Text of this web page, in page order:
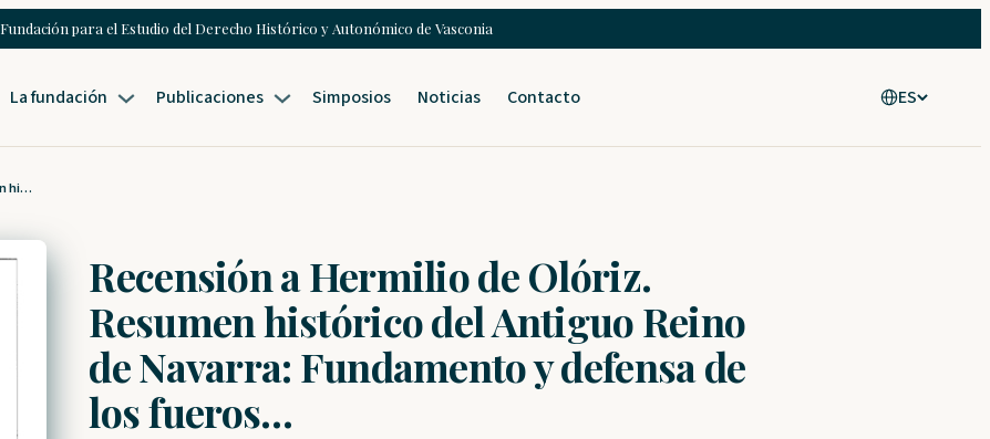
Fundación para el Estudio del Derecho Histórico y Autonómico de Vasconia
La fundación Publicaciones Simposios Noticias Contacto ES
Recensión a Hermilio de Olóriz. Resumen histórico del Antiguo Reino de Navarra: Fundamento y defensa de los fueros…
Recensión a Hermilio de Olóriz.
Resumen histórico del Antiguo Reino
de Navarra: Fundamento y defensa de
los fueros…